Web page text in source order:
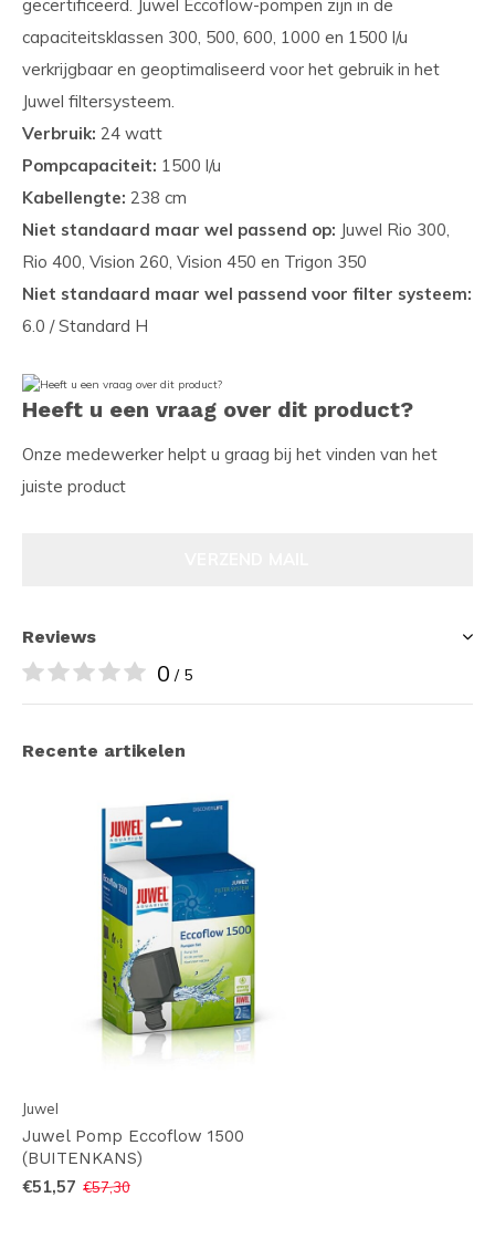
gecertificeerd. Juwel Eccoflow-pompen zijn in de
capaciteitsklassen 300, 500, 600, 1000 en 1500 l/u
verkrijgbaar en geoptimaliseerd voor het gebruik in het
Juwel filtersysteem.
Verbruik: 24 watt
Pompcapaciteit: 1500 l/u
Kabellengte: 238 cm
Niet standaard maar wel passend op: Juwel Rio 300,
Rio 400, Vision 260, Vision 450 en Trigon 350
Niet standaard maar wel passend voor filter systeem:
6.0 / Standard H
Heeft u een vraag over dit product?
Onze medewerker helpt u graag bij het vinden van het
juiste product
Reviews
0 / 5
Recente artikelen
Juwel
Juwel Pomp Eccoflow 1500
(BUITENKANS)
€51,57 €57,30